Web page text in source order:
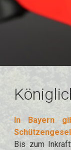
In Bayern
Bis zum